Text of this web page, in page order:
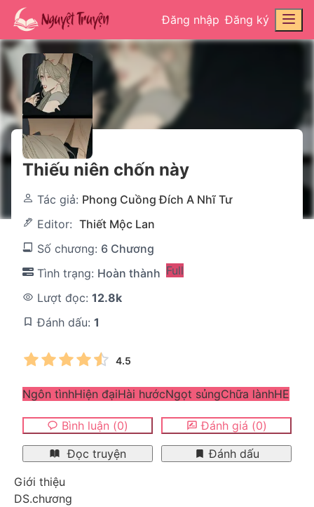
Đăng nhập Đăng ký
Thiếu niên chốn này
Tác giả: Phong Cuồng Đích A Nhĩ Tư
Editor: Thiết Mộc Lan
Số chương: 6 Chương
Tình trạng: Hoàn thành Full
Lượt đọc: 12.8k
Đánh dấu: 1
4.5
Ngôn tìnhHiện đạiHài hướcNgọt sủngChữa lànhHE
Bình luận (0) Đánh giá (0)
Đọc truyện
Đánh dấu
Giới thiệu
DS.chương